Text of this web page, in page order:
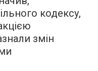
кодексу,
змін